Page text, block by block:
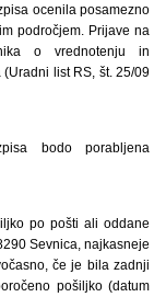
ocenila posamezno
področjem. Prijave na
o vrednotenju in
list RS, št. 25/09
bodo porabljena
po pošti ali oddane
Sevnica, najkasneje
če je bila zadnji
pošiljko (datum